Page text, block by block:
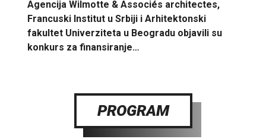
Agencija Wilmotte & Associés architectes,
Francuski Institut u Srbiji i Arhitektonski
fakultet Univerziteta u Beogradu objavili su
konkurs za finansiranje…
PROGRAM